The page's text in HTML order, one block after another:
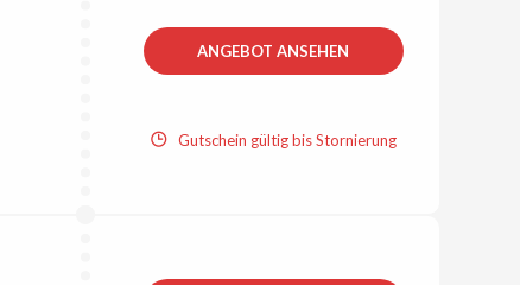
ANGEBOT ANSEHEN
Gutschein gültig bis Stornierung